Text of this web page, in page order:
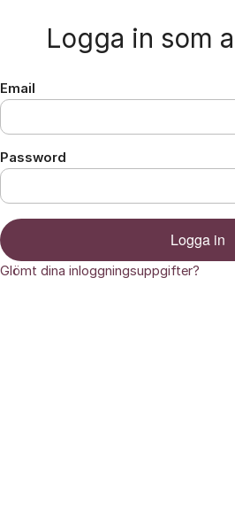
Logga in som
Email
Password
Logga in
Glömt dina inloggningsuppgifter?